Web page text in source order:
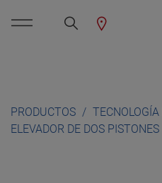
PRODUCTOS
TECNOLOGÍA
ELEVADOR DE DOS PISTONES